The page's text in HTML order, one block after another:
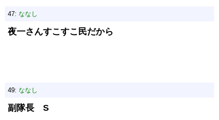
47: ななし
夜一さんすこすこ民だから
49: ななし
副隊長 S